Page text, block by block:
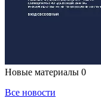
Новые материалы 0
Все новости